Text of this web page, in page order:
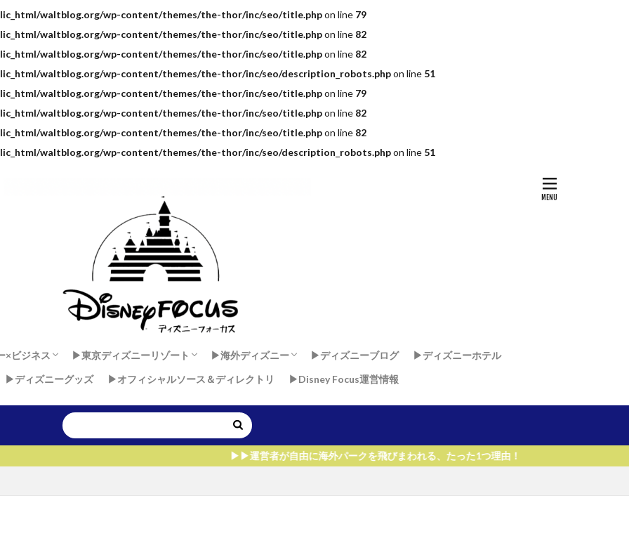
waltblog.org/wp-content/themes/the-thor/inc/seo/title.phpon line 79
waltblog.org/wp-content/themes/the-thor/inc/seo/title.phpon line 82
waltblog.org/wp-content/themes/the-thor/inc/seo/title.phpon line 82
waltblog.org/wp-content/themes/the-thor/inc/seo/description_robots.phpon line 51
waltblog.org/wp-content/themes/the-thor/inc/seo/title.phpon line 79
waltblog.org/wp-content/themes/the-thor/inc/seo/title.phpon line 82
waltblog.org/wp-content/themes/the-thor/inc/seo/title.phpon line 82
waltblog.org/wp-content/themes/the-thor/inc/seo/description_robots.phpon line 51
×ビジネス
× 健康
サーセカンドキャリア
×マインド
▶︎東京ディズニーリゾート
東京ディズニーランド
東京ディズニーシー
▶︎海外ディズニー
香港ディズニーランド
上海ディズニーランド
アウラニ・ディズニー・リゾート & スパ
ディズニーランド・リゾート
ディズニーランドパリ
ウォルト・ディズニー・ワールド・リゾート
▶︎ディズニーブログ
▶︎ディズニーホテル
▶︎ディズニーグッズ
▶︎オフィシャルソース＆ディレクトリ ▶︎Disney Focus運営情報
▶︎▶︎運営者が自由に海外パークを飛びまわれる、たった1つ理由！